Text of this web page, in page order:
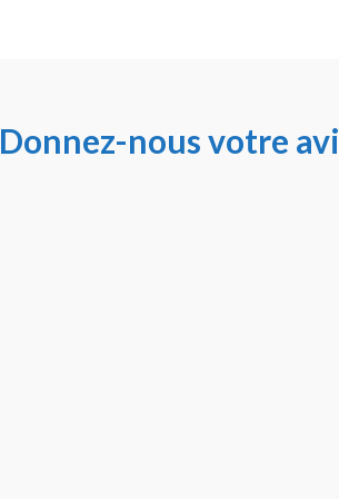
Donnez-nous votre